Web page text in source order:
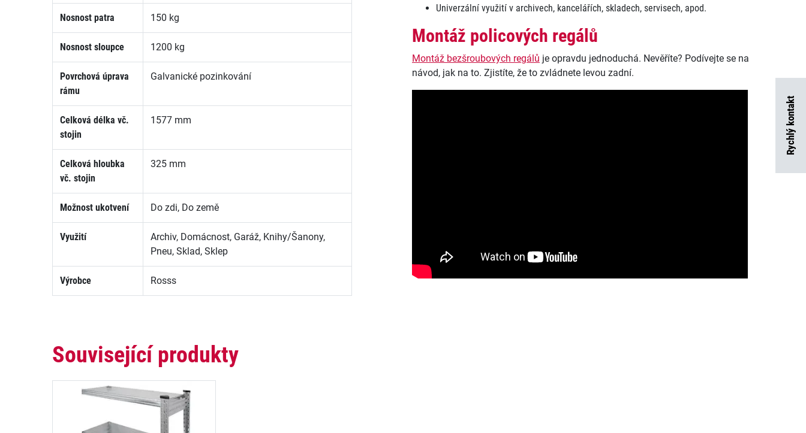
Rychlý kontakt
Nosnost patra 150 kg
Nosnost sloupce 1200 kg
Povrchová úprava
rámu
Galvanické pozinkování
Celková délka vč.
stojin
1577 mm
Celková hloubka
vč. stojin
325 mm
Možnost ukotvení Do zdi, Do země
Využití
Archiv, Domácnost, Garáž, Knihy/Šanony,
Pneu, Sklad, Sklep
Výrobce Rosss
Univerzální využití v archivech, kancelářích, skladech, servisech, apod.
Montáž policových regálů
Montáž bezšroubových regálů je opravdu jednoduchá. Nevěříte? Podívejte se na
návod, jak na to. Zjistíte, že to zvládnete levou zadní.
Související produkty